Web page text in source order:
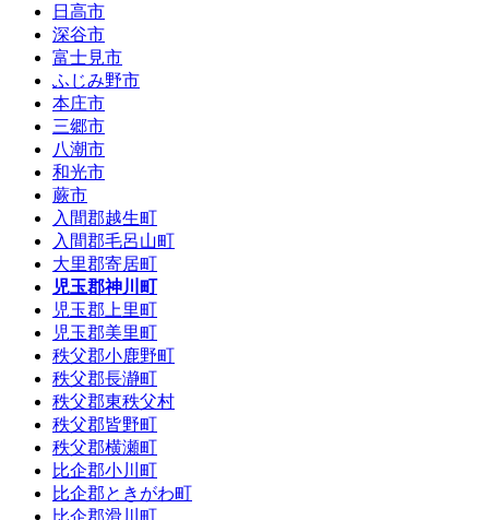
日高市
深谷市
富士見市
ふじみ野市
本庄市
三郷市
八潮市
和光市
蕨市
入間郡越生町
入間郡毛呂山町
大里郡寄居町
児玉郡神川町
児玉郡上里町
児玉郡美里町
秩父郡小鹿野町
秩父郡長瀞町
秩父郡東秩父村
秩父郡皆野町
秩父郡横瀬町
比企郡小川町
比企郡ときがわ町